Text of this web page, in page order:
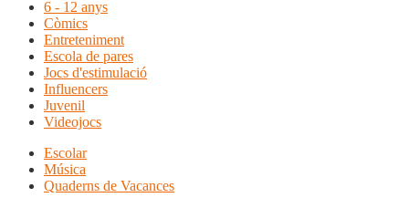
6 - 12 anys
Còmics
Entreteniment
Escola de pares
Jocs d'estimulació
Influencers
Juvenil
Videojocs
Escolar
Música
Quaderns de Vacances